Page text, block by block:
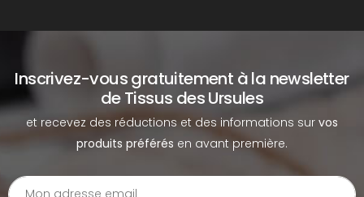
Inscrivez-vous gratuitement à la newsletter
de Tissus des Ursules
et recevez des réductions et des informations sur vos
produits préférés en avant première.